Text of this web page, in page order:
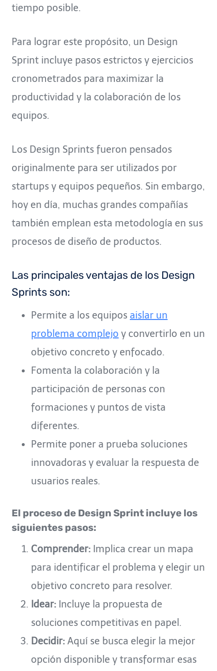
tiempo posible.
Para lograr este propósito, un Design
Sprint incluye pasos estrictos y ejercicios
cronometrados para maximizar la
productividad y la colaboración de los
equipos.
Los Design Sprints fueron pensados
originalmente para ser utilizados por
startups y equipos pequeños. Sin embargo,
hoy en día, muchas grandes compañías
también emplean esta metodología en sus
procesos de diseño de productos.
Las principales ventajas de los Design
Sprints son:
Permite a los equipos aislar un
problema complejo y convertirlo en un
objetivo concreto y enfocado.
Fomenta la colaboración y la
participación de personas con
formaciones y puntos de vista
diferentes.
Permite poner a prueba soluciones
innovadoras y evaluar la respuesta de
usuarios reales.
El proceso de Design Sprint incluye los
siguientes pasos:
Comprender: Implica crear un mapa
para identificar el problema y elegir un
objetivo concreto para resolver.
Idear: Incluye la propuesta de
soluciones competitivas en papel.
Decidir: Aquí se busca elegir la mejor
opción disponible y transformar esas